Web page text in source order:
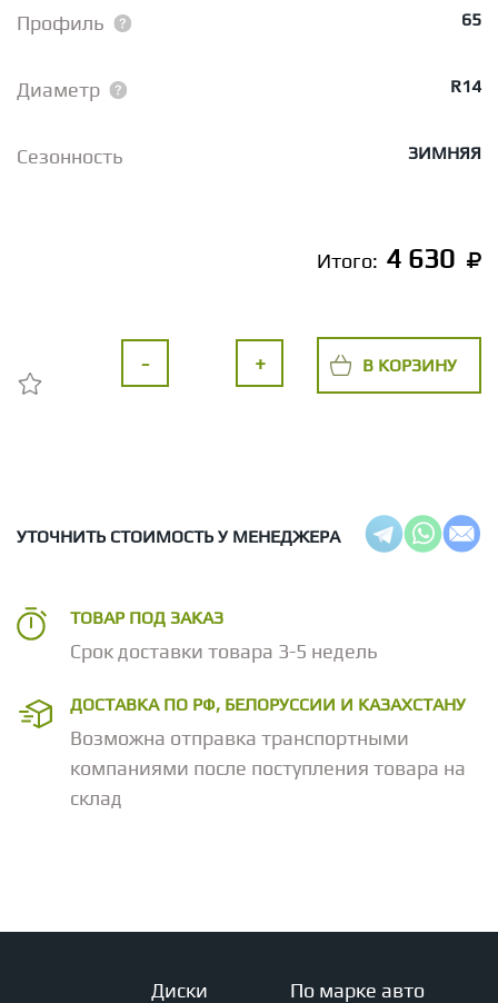
Профиль 65
Диаметр R14
Сезонность ЗИМНЯЯ
Итого: 4 630
- + В КОРЗИНУ
УТОЧНИТЬ СТОИМОСТЬ У МЕНЕДЖЕРА
ТОВАР ПОД ЗАКАЗ
Срок доставки товара 3-5 недель
ДОСТАВКА ПО РФ, БЕЛОРУССИИ И КАЗАХСТАНУ
Возможна отправка транспортными
компаниями после поступления товара на
склад
Диски
По марке авто